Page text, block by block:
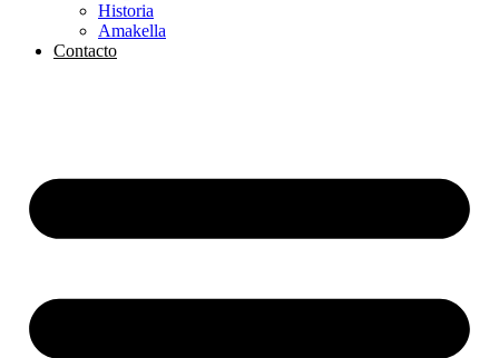
Historia
Amakella
Contacto